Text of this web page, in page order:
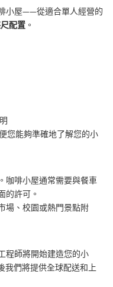
小屋——從適合單人經營的
配置 。
您能夠準確地了解您的小
咖啡小屋通常需要與餐車
的許可。
場、校園或熱門景點附
程師將開始建造您的小
我們將提供全球配送和上